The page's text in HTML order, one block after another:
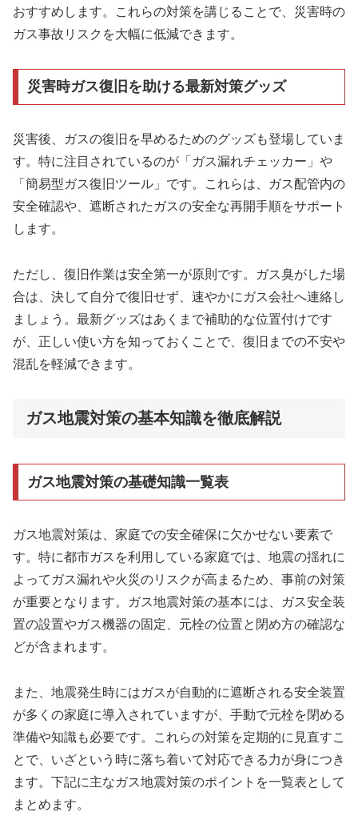
おすすめします。これらの対策を講じることで、災害時の
ガス事故リスクを大幅に低減できます。
災害時ガス復旧を助ける最新対策グッズ
災害後、ガスの復旧を早めるためのグッズも登場していま
す。特に注目されているのが「ガス漏れチェッカー」や
「簡易型ガス復旧ツール」です。これらは、ガス配管内の
安全確認や、遮断されたガスの安全な再開手順をサポート
します。
ただし、復旧作業は安全第一が原則です。ガス臭がした場
合は、決して自分で復旧せず、速やかにガス会社へ連絡し
ましょう。最新グッズはあくまで補助的な位置付けです
が、正しい使い方を知っておくことで、復旧までの不安や
混乱を軽減できます。
ガス地震対策の基本知識を徹底解説
ガス地震対策の基礎知識一覧表
ガス地震対策は、家庭での安全確保に欠かせない要素で
す。特に都市ガスを利用している家庭では、地震の揺れに
よってガス漏れや火災のリスクが高まるため、事前の対策
が重要となります。ガス地震対策の基本には、ガス安全装
置の設置やガス機器の固定、元栓の位置と閉め方の確認な
どが含まれます。
また、地震発生時にはガスが自動的に遮断される安全装置
が多くの家庭に導入されていますが、手動で元栓を閉める
準備や知識も必要です。これらの対策を定期的に見直すこ
とで、いざという時に落ち着いて対応できる力が身につき
ます。下記に主なガス地震対策のポイントを一覧表として
まとめます。